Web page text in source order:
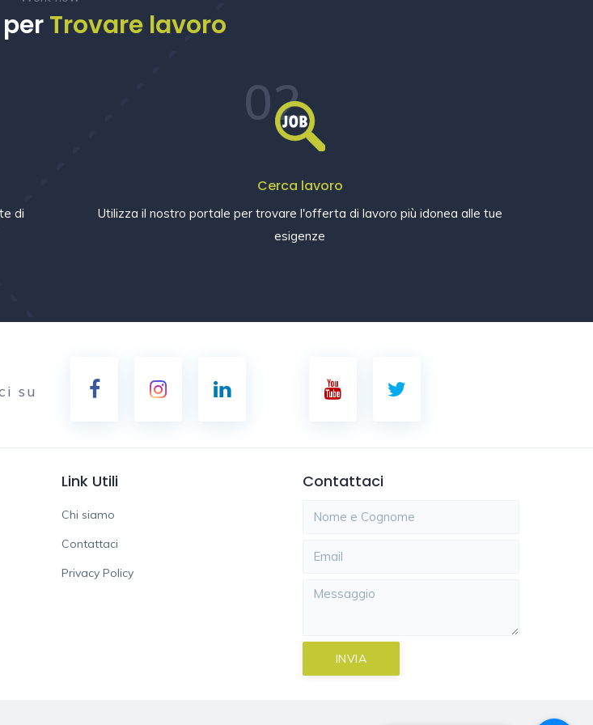
Trovare lavoro
di
02
Cerca lavoro
Utilizza il nostro portale per trovare l'offerta di lavoro più idonea alle tue
esigenze
su
Link Utili
Chi siamo
Contattaci
Privacy Policy
Contattaci
INVIA